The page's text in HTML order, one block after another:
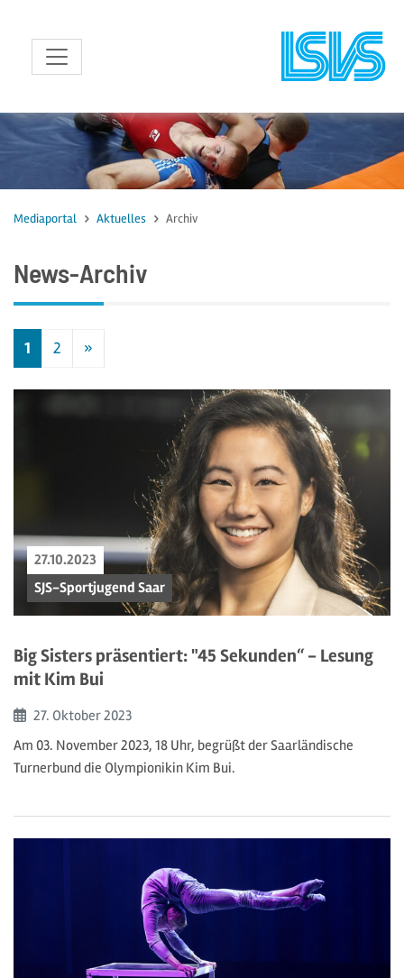
zum Inhalt
Mediaportal Aktuelles Archiv
News-Archiv
1 2 »Nächste
Big Sisters präsentiert: "45 Sekunden“ - Lesung
mit Kim Bui
Beginn:
27. Oktober2023
Am 03. November 2023, 18 Uhr, begrüßt der Saarländische
Turnerbund die Olympionikin Kim Bui.
27.10.2023
SJS-Sportjugend Saar